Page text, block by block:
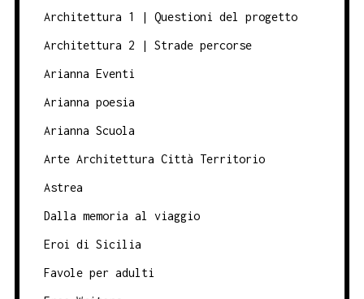
Architettura 1 | Questioni del progetto
Architettura 2 | Strade percorse
Arianna Eventi
Arianna poesia
Arianna Scuola
Arte Architettura Città Territorio
Astrea
Dalla memoria al viaggio
Eroi di Sicilia
Favole per adulti